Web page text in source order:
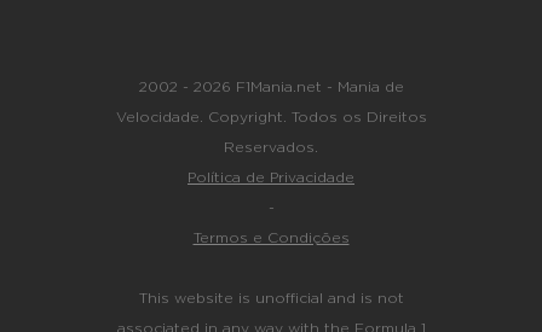
2002 - 2026 F1Mania.net - Mania de
Velocidade. Copyright. Todos os Direitos
Reservados.
Política de Privacidade
-
Termos e Condições
This website is unofficial and is not
associated in any way with the Formula 1